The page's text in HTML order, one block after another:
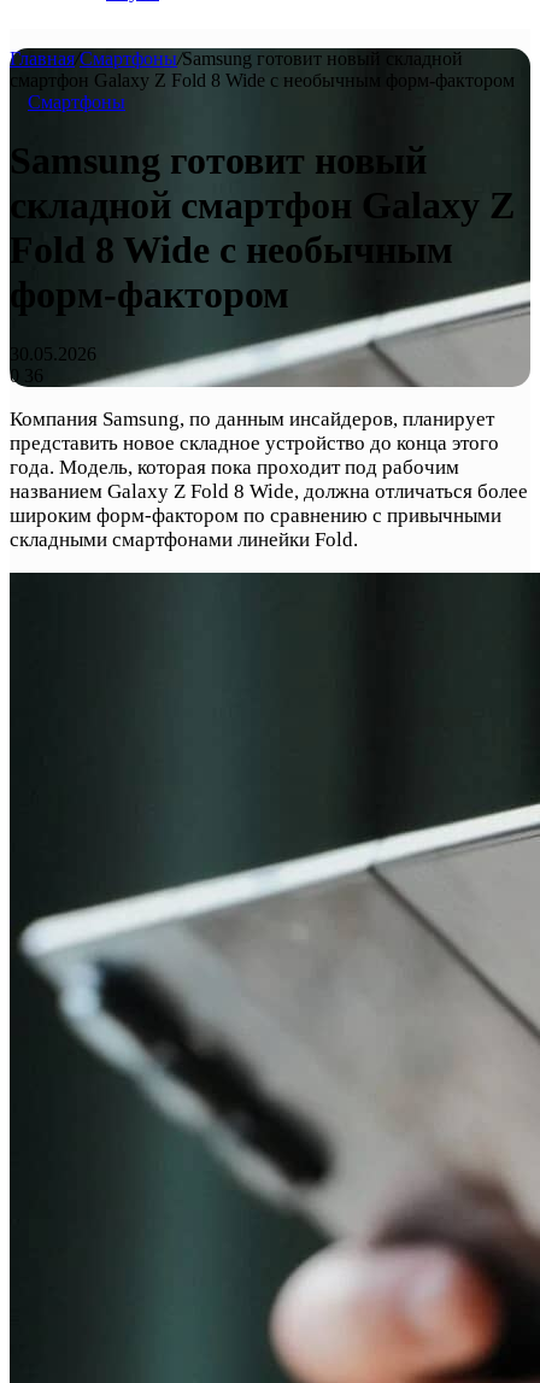
Главная/Смартфоны/Samsung готовит новый складной
смартфон Galaxy Z Fold 8 Wide с необычным форм-фактором
Смартфоны
Samsung готовит новый
складной смартфон Galaxy Z
Fold 8 Wide с необычным
форм-фактором
30.05.2026
0 36
Компания Samsung, по данным инсайдеров, планирует
представить новое складное устройство до конца этого
года. Модель, которая пока проходит под рабочим
названием Galaxy Z Fold 8 Wide, должна отличаться более
широким форм-фактором по сравнению с привычными
складными смартфонами линейки Fold.